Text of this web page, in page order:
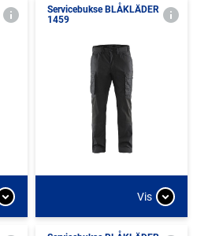
Servicebukse BLÅKLÄDER
1459
Vis